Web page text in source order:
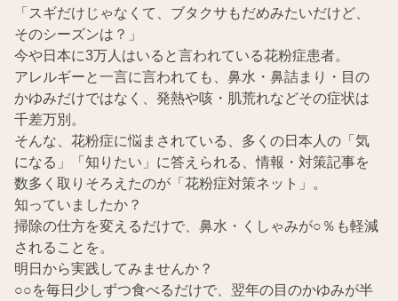
「スギだけじゃなくて、ブタクサもだめみたいだけど、
そのシーズンは？」
今や日本に3万人はいると言われている花粉症患者。
アレルギーと一言に言われても、鼻水・鼻詰まり・目の
かゆみだけではなく、発熱や咳・肌荒れなどその症状は
千差万別。
そんな、花粉症に悩まされている、多くの日本人の「気
になる」「知りたい」に答えられる、情報・対策記事を
数多く取りそろえたのが「花粉症対策ネット」。
知っていましたか？
掃除の仕方を変えるだけで、鼻水・くしゃみが○％も軽減
されることを。
明日から実践してみませんか？
○○を毎日少しずつ食べるだけで、翌年の目のかゆみが半